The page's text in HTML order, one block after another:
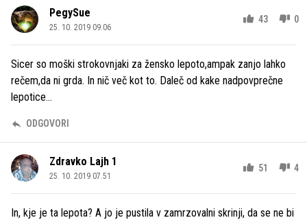
PegySue
25. 10. 2019 09.06
43 0
Sicer so moški strokovnjaki za žensko lepoto,ampak zanjo lahko
rečem,da ni grda. In nič več kot to. Daleč od kake nadpovprečne
lepotice...
ODGOVORI
Zdravko Lajh 1
25. 10. 2019 07.51
51 4
In, kje je ta lepota? A jo je pustila v zamrzovalni skrinji, da se ne bi